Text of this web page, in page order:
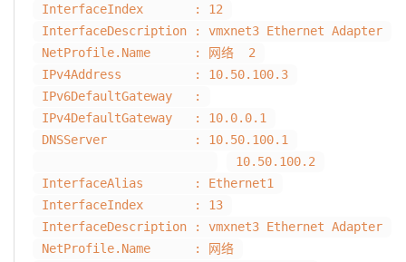
InterfaceIndex : 12
InterfaceDescription : vmxnet3 Ethernet Adapter
NetProfile.Name : 网络 2
IPv4Address : 10.50.100.3
IPv6DefaultGateway :
IPv4DefaultGateway : 10.0.0.1
DNSServer : 10.50.100.1
10.50.100.2
InterfaceAlias : Ethernet1
InterfaceIndex : 13
InterfaceDescription : vmxnet3 Ethernet Adapter
NetProfile.Name : 网络